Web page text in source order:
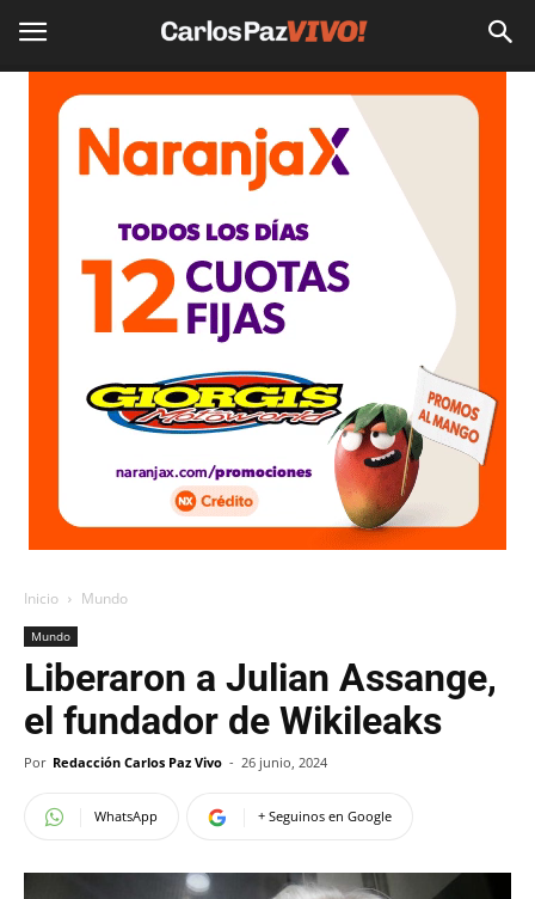
Inicio Mundo
Mundo
Liberaron a Julian Assange,
el fundador de Wikileaks
Por Redacción Carlos Paz Vivo - 26 junio, 2024
WhatsApp + Seguinos en Google